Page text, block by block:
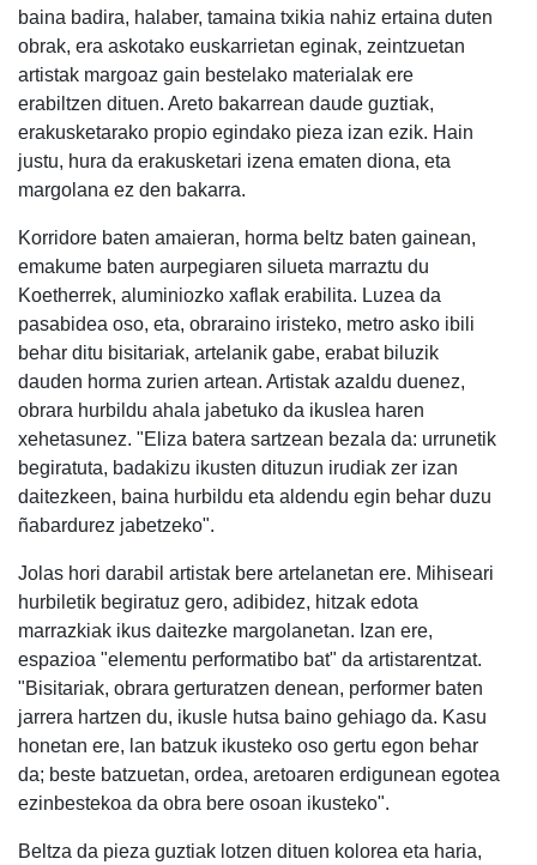
baina badira, halaber, tamaina txikia nahiz ertaina duten
obrak, era askotako euskarrietan eginak, zeintzuetan
artistak margoaz gain bestelako materialak ere
erabiltzen dituen. Areto bakarrean daude guztiak,
erakusketarako propio egindako pieza izan ezik. Hain
justu, hura da erakusketari izena ematen diona, eta
margolana ez den bakarra.
Korridore baten amaieran, horma beltz baten gainean,
emakume baten aurpegiaren silueta marraztu du
Koetherrek, aluminiozko xaflak erabilita. Luzea da
pasabidea oso, eta, obraraino iristeko, metro asko ibili
behar ditu bisitariak, artelanik gabe, erabat biluzik
dauden horma zurien artean. Artistak azaldu duenez,
obrara hurbildu ahala jabetuko da ikuslea haren
xehetasunez. "Eliza batera sartzean bezala da: urrunetik
begiratuta, badakizu ikusten dituzun irudiak zer izan
daitezkeen, baina hurbildu eta aldendu egin behar duzu
ñabardurez jabetzeko".
Jolas hori darabil artistak bere artelanetan ere. Mihiseari
hurbiletik begiratuz gero, adibidez, hitzak edota
marrazkiak ikus daitezke margolanetan. Izan ere,
espazioa "elementu performatibo bat" da artistarentzat.
"Bisitariak, obrara gerturatzen denean, performer baten
jarrera hartzen du, ikusle hutsa baino gehiago da. Kasu
honetan ere, lan batzuk ikusteko oso gertu egon behar
da; beste batzuetan, ordea, aretoaren erdigunean egotea
ezinbestekoa da obra bere osoan ikusteko".
Beltza da pieza guztiak lotzen dituen kolorea eta haria,